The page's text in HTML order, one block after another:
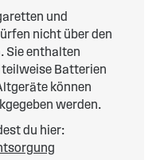
und
nicht über den
Sie enthalten
Batterien
können
werden.
du hier: